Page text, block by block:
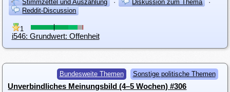
Stimmzettel und Auszählung
· Diskussion zum Thema
·
Reddit-Discussion
1
i546: Grundwert: Offenheit
Bundesweite Themen Sonstige politische Themen
Unverbindliches Meinungsbild (4–5 Wochen) #306